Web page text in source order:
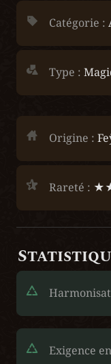
Catégorie :
Type :
Origine :
Rareté :
Exigence